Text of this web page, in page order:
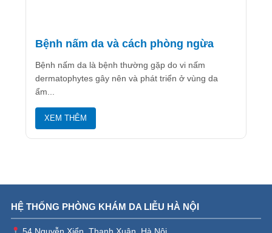
Bệnh nấm da và cách phòng ngừa
Bệnh nấm da là bệnh thường gặp do vi nấm
dermatophytes gây nên và phát triển ở vùng da
ẩm...
XEM THÊM
HỆ THỐNG PHÒNG KHÁM DA LIỄU HÀ NỘI